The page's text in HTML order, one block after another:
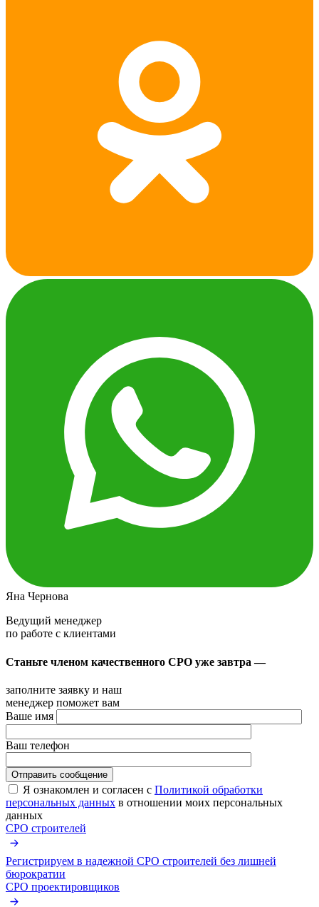
Яна Чернова
Ведущий менеджер
по работе с клиентами
Станьте членом качественного СРО уже завтра —
заполните заявку и наш
менеджер поможет вам
Ваше имя
Ваш телефон
Я ознакомлен и согласен с Политикой обработки
персональных данных в отношении моих персональных
данных
СРО строителей
Регистрируем в надежной СРО строителей без лишней
бюрократии
СРО проектировщиков